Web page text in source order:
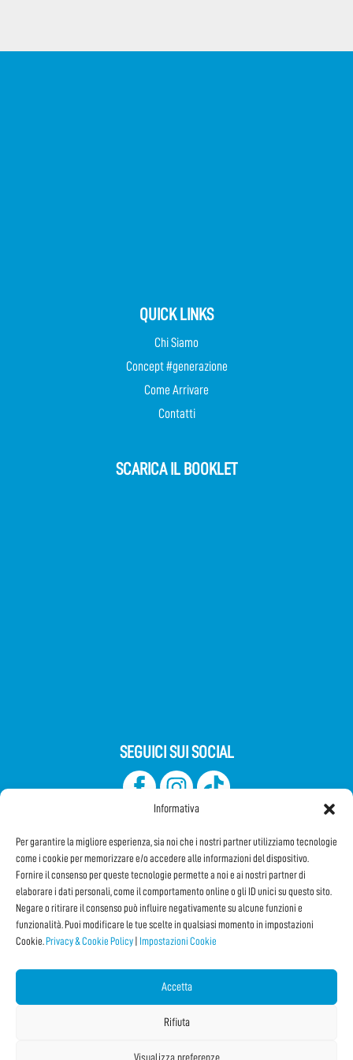
Informativa
Per garantire la migliore esperienza, sia noi che i nostri partner utilizziamo tecnologie
come i cookie per memorizzare e/o accedere alle informazioni del dispositivo.
Fornire il consenso per queste tecnologie permette a noi e ai nostri partner di
elaborare i dati personali, come il comportamento online o gli ID unici su questo sito.
Negare o ritirare il consenso può influire negativamente su alcune funzioni e
funzionalità. Puoi modificare le tue scelte in qualsiasi momento in impostazioni
Cookie. Privacy & Cookie Policy Impostazioni Cookie
Accetta
Rifiuta
Visualizza preferenze
QUICK LINKS
Chi Siamo
Concept #generazione
Come Arrivare
Contatti
SCARICA IL BOOKLET
SEGUICI SUI SOCIAL
Iscriviti alla Newsletter
CONDIVIDI QUESTA PAGINA!
Facebook